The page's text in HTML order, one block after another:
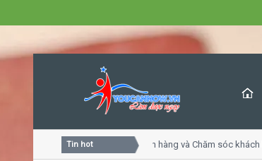
Tin hot
Khóa học Tư duy dịch vụ khách hàng và Chăm sóc khách